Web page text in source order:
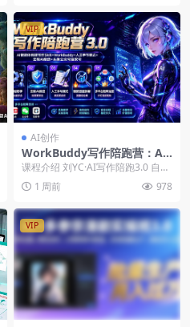
VIP
AI创作
WorkBuddy写作陪跑营：Ai
智能体创建写作Skill+人工手
写模式+去除AI痕迹+头条公众
号百家号
课程介绍 刘YC·AI写作陪跑3.0 自媒
体微头条+文章，AI写作品，去除AI
痕...1 周前 978
VIP